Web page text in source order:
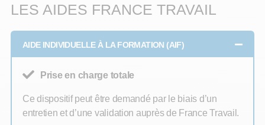
LES AIDES FRANCE TRAVAIL
AIDE INDIVIDUELLE À LA FORMATION (AIF)
Prise en charge totale
Ce dispositif peut être demandé par le biais d’un
entretien et d’une validation auprès de France Travail.